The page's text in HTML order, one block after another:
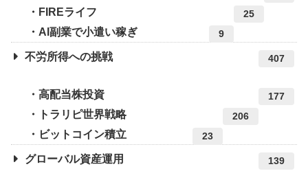
FIREライフ 25
AI副業で小遣い稼ぎ 9
不労所得への挑戦 407
高配当株投資 177
トラリピ世界戦略 206
ビットコイン積立 23
グローバル資産運用 139